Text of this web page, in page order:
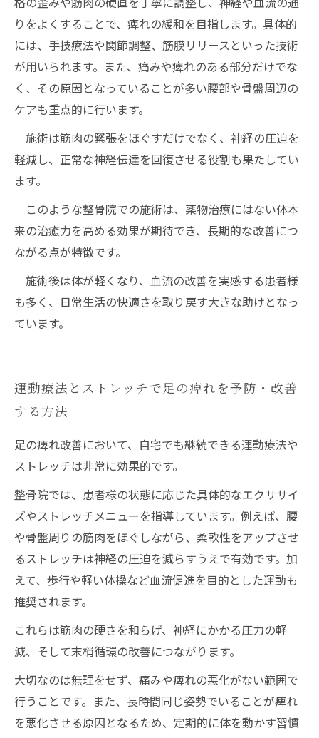
りをよくすることで、痺れの緩和を目指します。具体的
には、手技療法や関節調整、筋膜リリースといった技術
が用いられます。また、痛みや痺れのある部分だけでな
く、その原因となっていることが多い腰部や骨盤周辺の
ケアも重点的に行います。
施術は筋肉の緊張をほぐすだけでなく、神経の圧迫を
軽減し、正常な神経伝達を回復させる役割も果たしてい
ます。
このような整骨院での施術は、薬物治療にはない体本
来の治癒力を高める効果が期待でき、長期的な改善につ
ながる点が特徴です。
施術後は体が軽くなり、血流の改善を実感する患者様
も多く、日常生活の快適さを取り戻す大きな助けとなっ
ています。
運動療法とストレッチで足の痺れを予防・改善
する方法
足の痺れ改善において、自宅でも継続できる運動療法や
ストレッチは非常に効果的です。
整骨院では、患者様の状態に応じた具体的なエクササイ
ズやストレッチメニューを指導しています。例えば、腰
や骨盤周りの筋肉をほぐしながら、柔軟性をアップさせ
るストレッチは神経の圧迫を減らすうえで有効です。加
えて、歩行や軽い体操など血流促進を目的とした運動も
推奨されます。
これらは筋肉の硬さを和らげ、神経にかかる圧力の軽
減、そして末梢循環の改善につながります。
大切なのは無理をせず、痛みや痺れの悪化がない範囲で
行うことです。また、長時間同じ姿勢でいることが痺れ
を悪化させる原因となるため、定期的に体を動かす習慣